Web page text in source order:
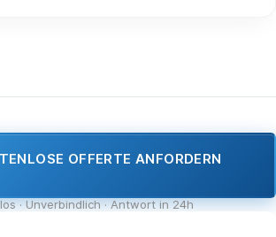
OFFERTE ANFORDERN
· Unverbindlich · Antwort in 24h